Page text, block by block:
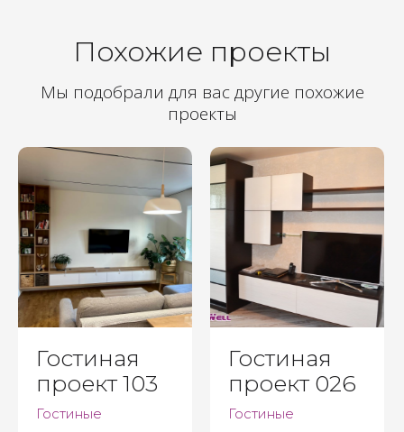
Похожие проекты
Мы подобрали для вас другие похожие
проекты
Гостиная
проект 103
Гостиные
Гостиная
проект 026
Гостиные